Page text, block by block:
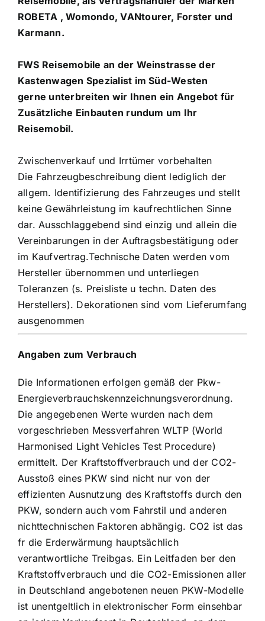
ROBETA , Womondo, VANtourer, Forster und
Karmann.
FWS Reisemobile an der Weinstrasse der
Kastenwagen Spezialist im Süd-Westen
gerne unterbreiten wir Ihnen ein Angebot für
Zusätzliche Einbauten rundum um Ihr
Reisemobil.
Zwischenverkauf und Irrtümer vorbehalten
Die Fahrzeugbeschreibung dient lediglich der
allgem. Identifizierung des Fahrzeuges und stellt
keine Gewährleistung im kaufrechtlichen Sinne
dar. Ausschlaggebend sind einzig und allein die
Vereinbarungen in der Auftragsbestätigung oder
im Kaufvertrag.Technische Daten werden vom
Hersteller übernommen und unterliegen
Toleranzen (s. Preisliste u techn. Daten des
Herstellers). Dekorationen sind vom Lieferumfang
ausgenommen
Angaben zum Verbrauch
Die Informationen erfolgen gemäß der Pkw-
Energieverbrauchskennzeichnungsverordnung.
Die angegebenen Werte wurden nach dem
vorgeschrieben Messverfahren WLTP (World
Harmonised Light Vehicles Test Procedure)
ermittelt. Der Kraftstoffverbrauch und der CO2-
Ausstoß eines PKW sind nicht nur von der
effizienten Ausnutzung des Kraftstoffs durch den
PKW, sondern auch vom Fahrstil und anderen
nichttechnischen Faktoren abhängig. CO2 ist das
fr die Erderwärmung hauptsächlich
verantwortliche Treibgas. Ein Leitfaden ber den
Kraftstoffverbrauch und die CO2-Emissionen aller
in Deutschland angebotenen neuen PKW-Modelle
ist unentgeltlich in elektronischer Form einsehbar